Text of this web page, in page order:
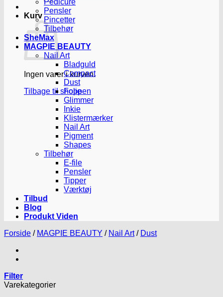
Kurv
Ingen varer i kurven.
Tilbage til shoppen
Pedicure
Pensler
Pincetter
Tilbehør
SheMax
MAGPIE BEAUTY
Nail Art
Bladguld
Compact
Dust
Folie
Glimmer
Inkie
Klistermærker
Nail Art
Pigment
Shapes
Tilbehør
E-file
Pensler
Tipper
Værktøj
Tilbud
Blog
Produkt Viden
Forside / MAGPIE BEAUTY / Nail Art / Dust
Filter
Varekategorier